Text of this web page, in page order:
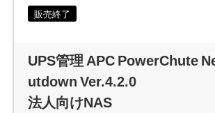
販売終了
UPS管理 APC PowerChute
utdown Ver.4.2.0
法人向けNAS